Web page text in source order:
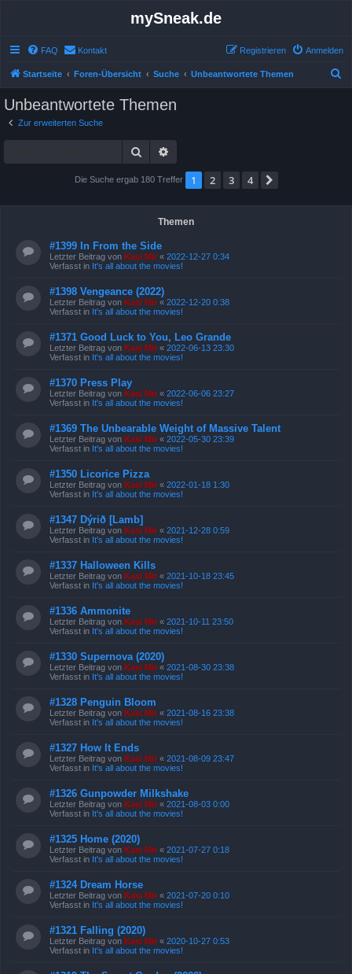
mySneak.de
FAQ Kontakt Anmelden
Registrieren
Startseite Foren-Übersicht Suche Unbeantwortete Themen
Unbeantwortete Themen
Zur erweiterten Suche
Suche
Die Suche ergab 180 Treffer 1 2 3 4
Themen
#1399 In From the Side
Letzter Beitrag von Kasi Mir « 2022-12-27 0:34
Verfasst in It's all about the movies!
#1398 Vengeance (2022)
Letzter Beitrag von Kasi Mir « 2022-12-20 0:38
Verfasst in It's all about the movies!
#1371 Good Luck to You, Leo Grande
Letzter Beitrag von Kasi Mir « 2022-06-13 23:30
Verfasst in It's all about the movies!
#1370 Press Play
Letzter Beitrag von Kasi Mir « 2022-06-06 23:27
Verfasst in It's all about the movies!
#1369 The Unbearable Weight of Massive Talent
Letzter Beitrag von Kasi Mir « 2022-05-30 23:39
Verfasst in It's all about the movies!
#1350 Licorice Pizza
Letzter Beitrag von Kasi Mir « 2022-01-18 1:30
Verfasst in It's all about the movies!
#1347 Dýrið [Lamb]
Letzter Beitrag von Kasi Mir « 2021-12-28 0:59
Verfasst in It's all about the movies!
#1337 Halloween Kills
Letzter Beitrag von Kasi Mir « 2021-10-18 23:45
Verfasst in It's all about the movies!
#1336 Ammonite
Letzter Beitrag von Kasi Mir « 2021-10-11 23:50
Verfasst in It's all about the movies!
#1330 Supernova (2020)
Letzter Beitrag von Kasi Mir « 2021-08-30 23:38
Verfasst in It's all about the movies!
#1328 Penguin Bloom
Letzter Beitrag von Kasi Mir « 2021-08-16 23:38
Verfasst in It's all about the movies!
#1327 How It Ends
Letzter Beitrag von Kasi Mir « 2021-08-09 23:47
Verfasst in It's all about the movies!
#1326 Gunpowder Milkshake
Letzter Beitrag von Kasi Mir « 2021-08-03 0:00
Verfasst in It's all about the movies!
#1325 Home (2020)
Letzter Beitrag von Kasi Mir « 2021-07-27 0:18
Verfasst in It's all about the movies!
#1324 Dream Horse
Letzter Beitrag von Kasi Mir « 2021-07-20 0:10
Verfasst in It's all about the movies!
#1321 Falling (2020)
Letzter Beitrag von Kasi Mir « 2020-10-27 0:53
Verfasst in It's all about the movies!